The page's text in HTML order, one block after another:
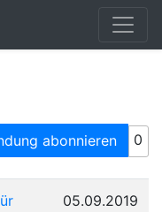
abonnieren 0
05.09.2019